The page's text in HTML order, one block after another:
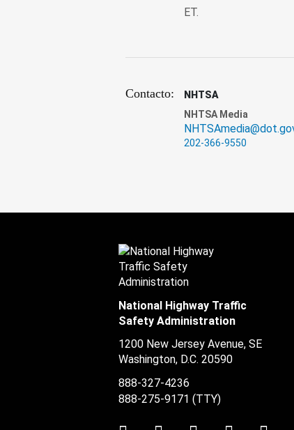
ET.
Contacto:
NHTSA
NHTSA Media
202-366-9550
National Highway Traffic
Safety Administration
1200 New Jersey Avenue, SE
Washington, D.C. 20590
888-327-4236
888-275-9171 (TTY)